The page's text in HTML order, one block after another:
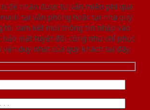
để nhận được tư vấn miễn phí qua
tại văn phòng hoặc tại nhà quý
tôi cam kết mọi thông tin nhập vào
mật tuyệt đối cũng như chỉ phục
vấn duy nhất của quý khách tại đây.